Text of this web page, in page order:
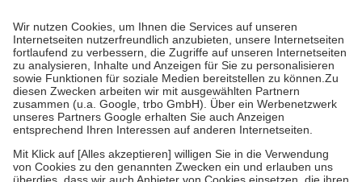
höchstens zehn Euro.
Es sind jedoch nie mehr als die tatsächlichen
Kosten der Leistung zu entrichten.
Diese Regeln gelten grundsätzlich auch für Online-Apotheken.
Bei Heilmitteln und häuslicher Krankenpflege beträgt die
Zuzahlung zehn Prozent der Kosten sowie zehn Euro je
Verordnung.
Um das Engagement der Versicherten für ihre eigene Gesundheit zu
stärken und die besondere Stellung der Familie zu unterstützen,
fallenkeine Zuzahlungenan bei:
• Kindern und Jugendlichen bis zum vollendeten 18. Lebensjahr